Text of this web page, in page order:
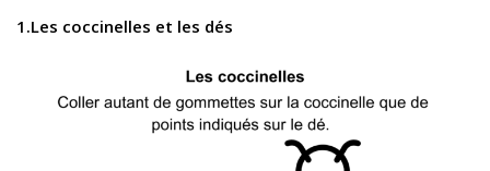
1.Les coccinelles et les dés